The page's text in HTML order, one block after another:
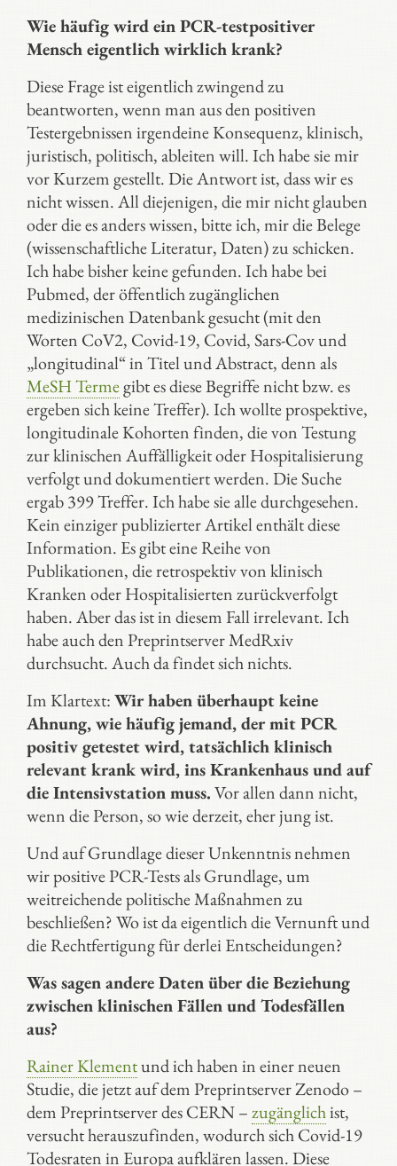
Wie häufig wird ein PCR-testpositiver
Mensch eigentlich wirklich krank?
Diese Frage ist eigentlich zwingend zu
beantworten, wenn man aus den positiven
Testergebnissen irgendeine Konsequenz, klinisch,
juristisch, politisch, ableiten will. Ich habe sie mir
vor Kurzem gestellt. Die Antwort ist, dass wir es
nicht wissen. All diejenigen, die mir nicht glauben
oder die es anders wissen, bitte ich, mir die Belege
(wissenschaftliche Literatur, Daten) zu schicken.
Ich habe bisher keine gefunden. Ich habe bei
Pubmed, der öffentlich zugänglichen
medizinischen Datenbank gesucht (mit den
Worten CoV2, Covid-19, Covid, Sars-Cov und
„longitudinal“ in Titel und Abstract, denn als
MeSH Termegibt es diese Begriffe nicht bzw. es
ergeben sich keine Treffer). Ich wollte prospektive,
longitudinale Kohorten finden, die von Testung
zur klinischen Auffälligkeit oder Hospitalisierung
verfolgt und dokumentiert werden. Die Suche
ergab 399 Treffer. Ich habe sie alle durchgesehen.
Kein einziger publizierter Artikel enthält diese
Information. Es gibt eine Reihe von
Publikationen, die retrospektiv von klinisch
Kranken oder Hospitalisierten zurückverfolgt
haben. Aber das ist in diesem Fall irrelevant. Ich
habe auch den Preprintserver MedRxiv
durchsucht. Auch da findet sich nichts.
Im Klartext:Wir haben überhaupt keine
Ahnung, wie häufig jemand, der mit PCR
positiv getestet wird, tatsächlich klinisch
relevant krank wird, ins Krankenhaus und auf
die Intensivstation muss.Vor allen dann nicht,
wenn die Person, so wie derzeit, eher jung ist.
Und auf Grundlage dieser Unkenntnis nehmen
wir positive PCR-Tests als Grundlage, um
weitreichende politische Maßnahmen zu
beschließen? Wo ist da eigentlich die Vernunft und
die Rechtfertigung für derlei Entscheidungen?
Was sagen andere Daten über die Beziehung
zwischen klinischen Fällen und Todesfällen
aus?
Rainer Klementund ich haben in einer neuen
Studie, die jetzt auf dem Preprintserver Zenodo –
dem Preprintserver des CERN –zugänglichist,
versucht herauszufinden, wodurch sich Covid-19
Todesraten in Europa aufklären lassen. Diese